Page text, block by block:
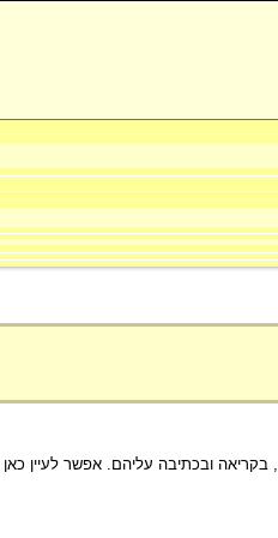
ובכתיבה עליהם. אפשר לעיין כאן